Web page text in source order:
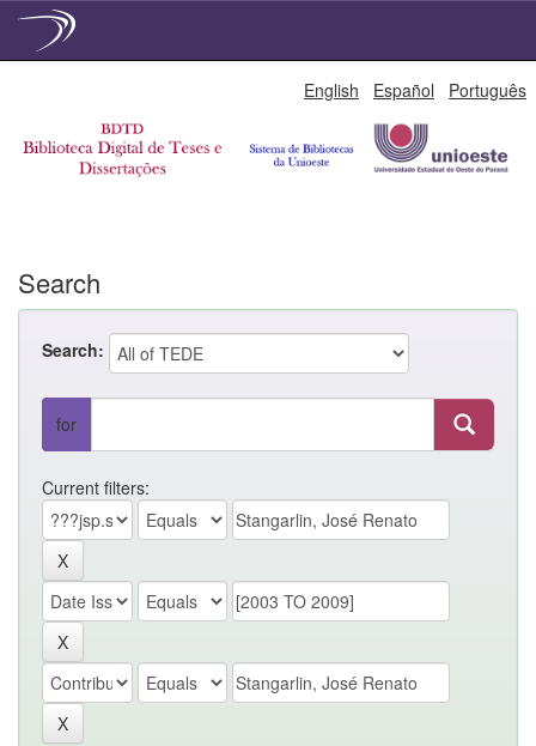
English Español Português
Search
Search:
for
Current filters: